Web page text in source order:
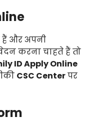
हैं और अपनी
करना चाहते हैं तो
ID Apply Online
CSC Centerपर